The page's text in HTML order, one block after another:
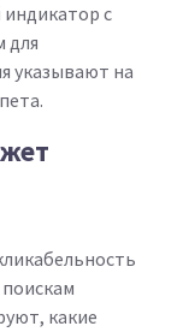
с
для
указывают на
какие